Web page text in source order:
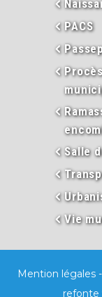
PACS
Salle
Vie
Mention légales-
refonte